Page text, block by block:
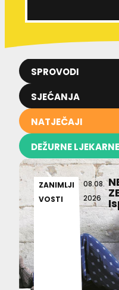
SPROVODI
SJEĆANJA
NATJEČAJI
DEŽURNE LJEKARNE
ZANIMLJI
VOSTI
08.08.
2026